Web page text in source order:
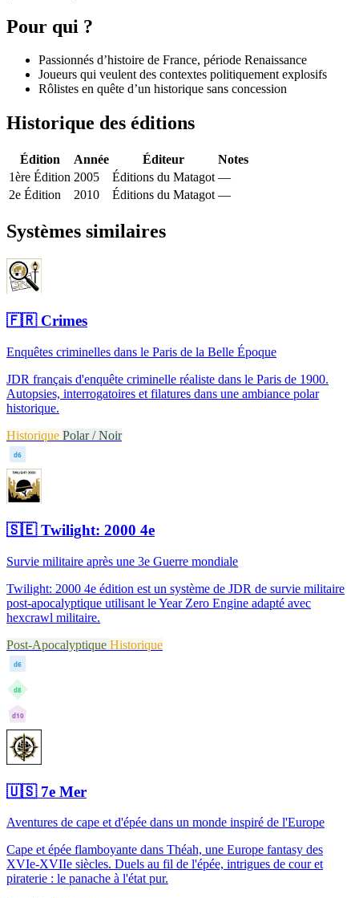
Pour qui ?
Passionnés d’histoire de France, période Renaissance
Joueurs qui veulent des contextes politiquement explosifs
Rôlistes en quête d’un historique sans concession
Historique des éditions
Édition Année Éditeur
Notes
1ère Édition 2005 Éditions du Matagot —
2e Édition
2010 Éditions du Matagot —
Systèmes similaires
🇫🇷Crimes
Enquêtes criminelles dans le Paris de la Belle Époque
JDR français d'enquête criminelle réaliste dans le Paris de 1900.
Autopsies, interrogatoires et filatures dans une ambiance polar
historique.
Historique Polar / Noir
d6
🇸🇪Twilight: 2000 4e
Survie militaire après une 3e Guerre mondiale
Twilight: 2000 4e édition est un système de JDR de survie militaire
post-apocalyptique utilisant le Year Zero Engine adapté avec
hexcrawl militaire.
Post-Apocalyptique Historique
d6
d8
d10
🇺🇸7e Mer
Aventures de cape et d'épée dans un monde inspiré de l'Europe
Cape et épée flamboyante dans Théah, une Europe fantasy des
XVIe-XVIIe siècles. Duels au fil de l'épée, intrigues de cour et
piraterie : le panache à l'état pur.